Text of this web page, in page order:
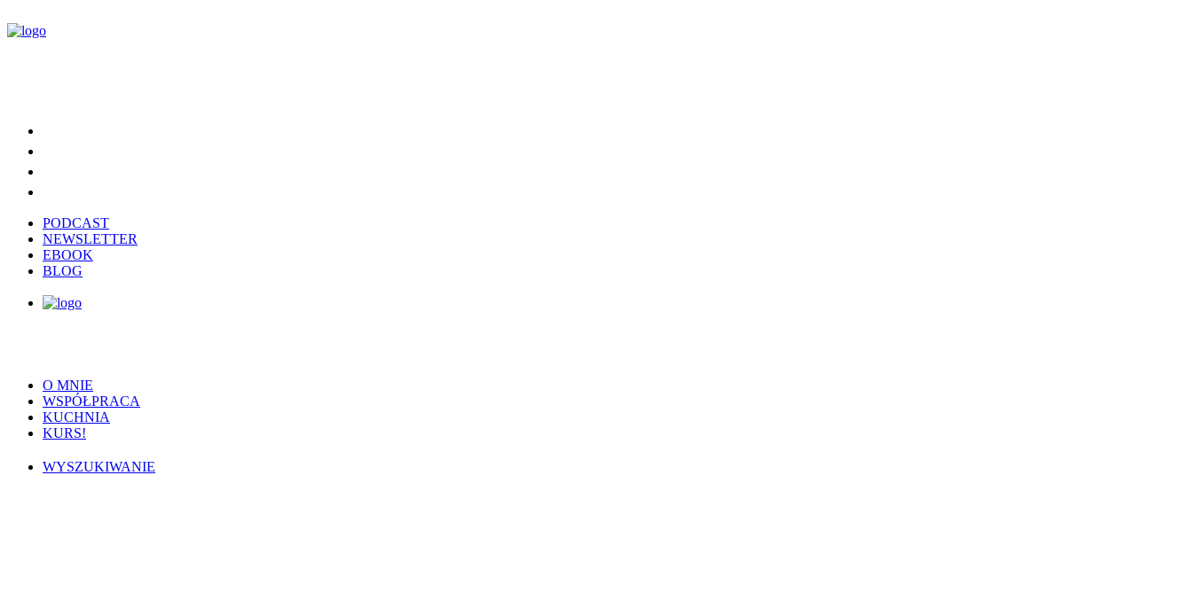
PODCAST
NEWSLETTER
EBOOK
BLOG
O MNIE
WSPÓŁPRACA
KUCHNIA
KURS!
WYSZUKIWANIE